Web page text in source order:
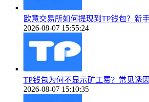
欧意交易所如何提现到TP钱包？新
2026-08-07 15:55:24
TP钱包为何不显示矿工费？常见诱
2026-08-07 15:10:35